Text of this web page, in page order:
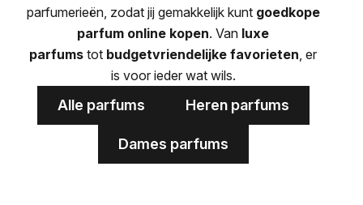
parfumerieën, zodat jij gemakkelijk kunt goedkope
parfum online kopen. Van luxe
parfums tot budgetvriendelijke favorieten, er
is voor ieder wat wils.
Alle parfums Heren parfums
Dames parfums